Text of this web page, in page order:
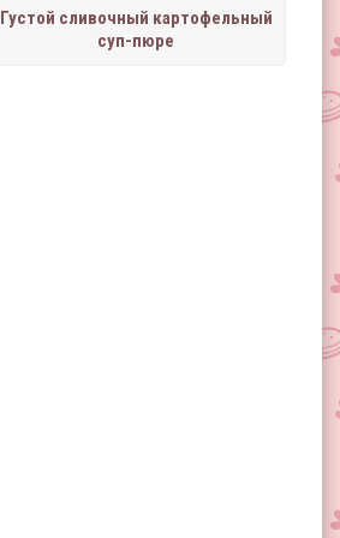
Густой сливочный картофельный
суп-пюре